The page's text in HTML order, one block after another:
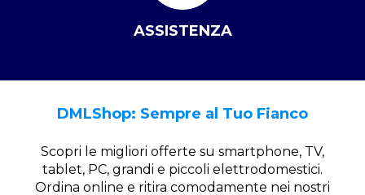
ASSISTENZA
DMLShop: Sempre al Tuo Fianco
Scopri le migliori offerte su smartphone, TV,
tablet, PC, grandi e piccoli elettrodomestici.
Ordina online e ritira comodamente nei nostri